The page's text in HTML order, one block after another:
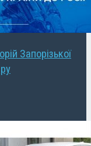
Запорізької